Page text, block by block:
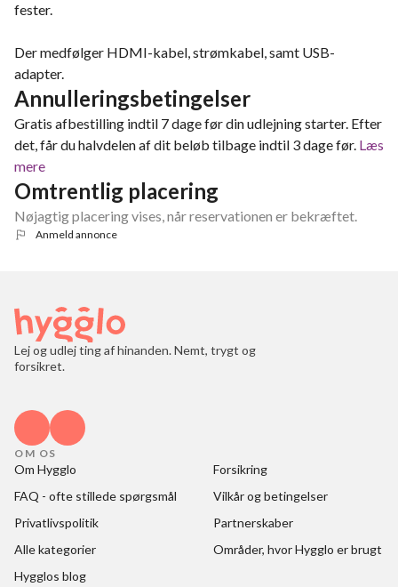
fester.
Der medfølger HDMI-kabel, strømkabel, samt USB-
adapter.
Annulleringsbetingelser
Gratis afbestilling indtil 7 dage før din udlejning starter. Efter
det, får du halvdelen af dit beløb tilbage indtil 3 dage før. Læs
mere
Omtrentlig placering
Nøjagtig placering vises, når reservationen er bekræftet.
Anmeld annonce
Lej og udlej ting af hinanden. Nemt, trygt og
forsikret.
OM OS
Om Hygglo
Forsikring
FAQ - ofte stillede spørgsmål
Vilkår og betingelser
Privatlivspolitik
Partnerskaber
Alle kategorier
Områder, hvor Hygglo er brugt
Hygglos blog